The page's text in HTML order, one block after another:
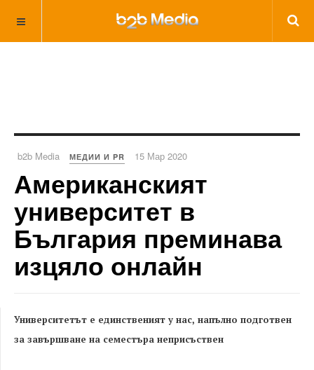
b2b Media МЕДИИ И PR 15 Мар 2020
Американският
университет в
България преминава
изцяло онлайн
Университетът е единственият у нас, напълно подготвен
за завършване на семестъра неприсъствен